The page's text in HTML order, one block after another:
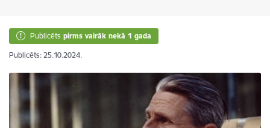
Publicēts pirms vairāk nekā 1 gada
Publicēts: 25.10.2024.